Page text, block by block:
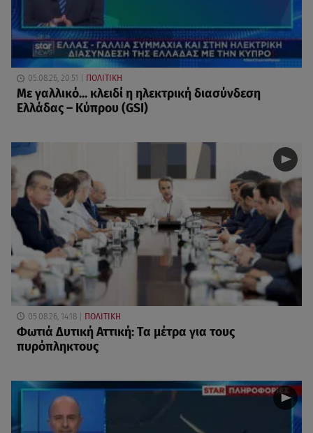
05.08.26, 20:51 ΠΟΛΙΤΙΚΗ
Με γαλλικό... κλειδί η ηλεκτρική διασύνδεση
Ελλάδας – Κύπρου (GSI)
05.08.26, 14:18 ΠΟΛΙΤΙΚΗ
Φωτιά Δυτική Αττική: Τα μέτρα για τους
πυρόπληκτους